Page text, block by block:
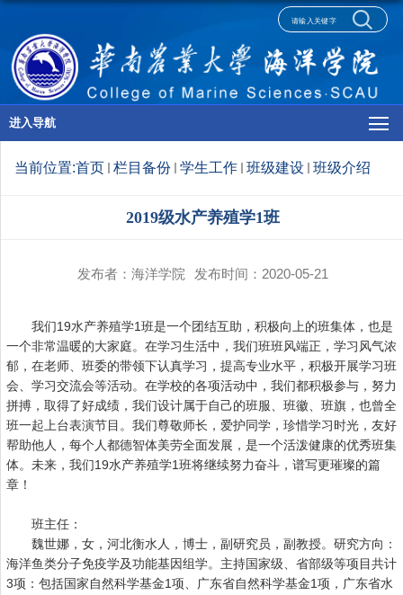
进入导航
当前位置:首页 栏目备份 学生工作 班级建设 班级介绍
2019级水产养殖学1班
发布者：海洋学院 发布时间：2020-05-21
我们19水产养殖学1班是一个团结互助，积极向上的班集体，也是
一个非常温暖的大家庭。在学习生活中，我们班班风端正，学习风气浓
郁，在老师、班委的带领下认真学习，提高专业水平，积极开展学习班
会、学习交流会等活动。在学校的各项活动中，我们都积极参与，努力
拼搏，取得了好成绩，我们设计属于自己的班服、班徽、班旗，也曾全
班一起上台表演节目。我们尊敬师长，爱护同学，珍惜学习时光，友好
帮助他人，每个人都德智体美劳全面发展，是一个活泼健康的优秀班集
体。未来，我们19水产养殖学1班将继续努力奋斗，谱写更璀璨的篇
章！
班主任：
魏世娜，女，河北衡水人，博士，副研究员，副教授。研究方向：
海洋鱼类分子免疫学及功能基因组学。主持国家级、省部级等项目共计
3项：包括国家自然科学基金1项、广东省自然科学基金1项，广东省水